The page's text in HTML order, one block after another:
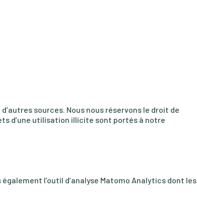
sources. Nous nous réservons le droit de
d’une utilisation illicite sont portés à notre
l’outil d’analyse Matomo Analytics dont les